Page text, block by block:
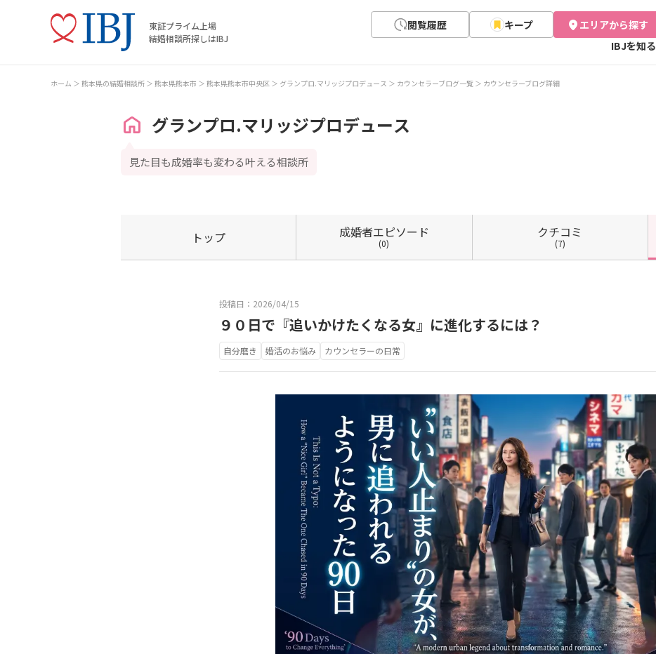
東証プライム上場
結婚相談所探しはIBJ
閲覧履歴 キープ エリアから探す
IBJを知る
ホーム 熊本県の結婚相談所 熊本県熊本市 熊本県熊本市中央区 グランプロ.マリッジプロデュース カウンセラーブログ一覧 カウンセラーブログ詳細
グランプロ.マリッジプロデュース
見た目も成婚率も変わる叶える相談所
トップ 成婚者エピソード
(0)
クチコミ
(7)
投稿日：2026/04/15
９０日で『追いかけたくなる女』に進化するには？
自分磨き 婚活のお悩み カウンセラーの日常